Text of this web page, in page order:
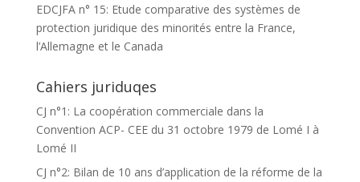
EDCJFA n° 15: Etude comparative des systèmes de
protection juridique des minorités entre la France,
l’Allemagne et le Canada
Cahiers juriduqes
CJ n°1: La coopération commerciale dans la
Convention ACP- CEE du 31 octobre 1979 de Lomé I à
Lomé II
CJ n°2: Bilan de 10 ans d’application de la réforme de la